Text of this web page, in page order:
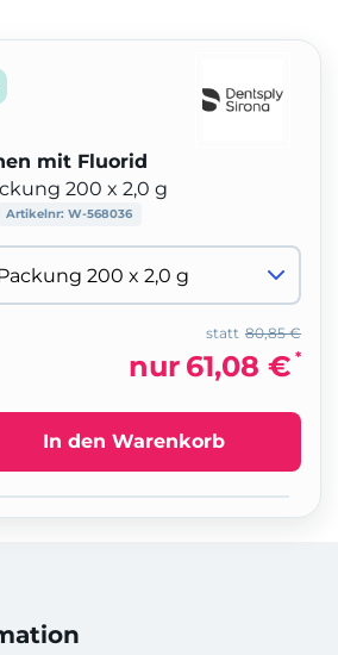
mit Fluorid
200 x 2,0 g
Artikelnr: W-568036
80,85 €
statt
nur 61,08 € *
In den Warenkorb